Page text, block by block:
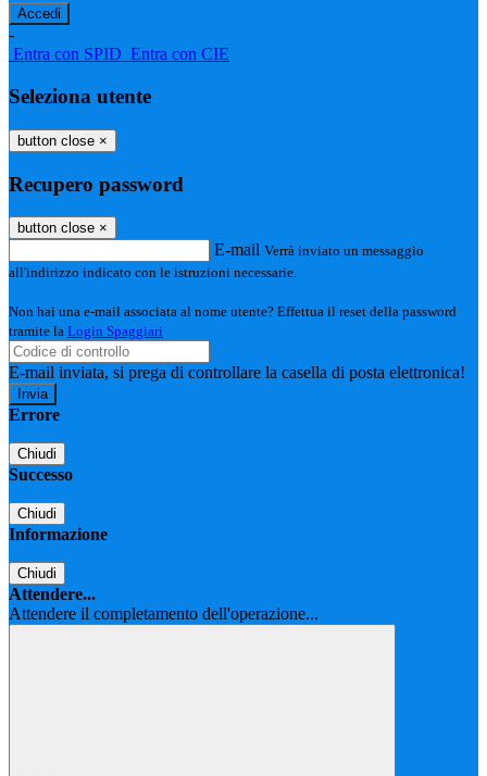
-
Entra con SPID Entra con CIE
Seleziona utente
button close ×
Recupero password
button close ×
E-mail Verrà inviato un messaggio
all'indirizzo indicato con le istruzioni necessarie.
Non hai una e-mail associata al nome utente? Effettua il reset della password
tramite la Login Spaggiari
E-mail inviata, si prega di controllare la casella di posta elettronica!
Errore
Chiudi
Successo
Chiudi
Informazione
Chiudi
Attendere...
Attendere il completamento dell'operazione...